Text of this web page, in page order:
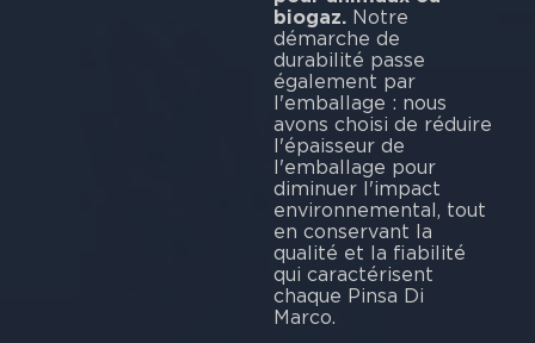
biogaz. Notre
démarche de
durabilité passe
également par
l'emballage : nous
avons choisi de réduire
l'épaisseur de
l'emballage pour
diminuer l'impact
environnemental, tout
en conservant la
qualité et la fiabilité
qui caractérisent
chaque Pinsa Di